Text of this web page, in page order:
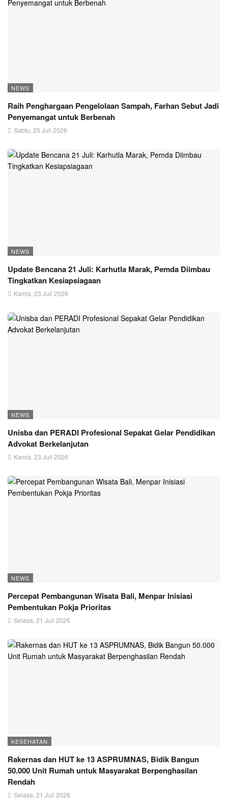
NEWS
Raih Penghargaan Pengelolaan Sampah, Farhan Sebut Jadi
Penyemangat untuk Berbenah
Sabtu, 25 Juli 2026
NEWS
Update Bencana 21 Juli: Karhutla Marak, Pemda Diimbau
Tingkatkan Kesiapsiagaan
Kamis, 23 Juli 2026
NEWS
Unisba dan PERADI Profesional Sepakat Gelar Pendidikan
Advokat Berkelanjutan
Kamis, 23 Juli 2026
NEWS
Percepat Pembangunan Wisata Bali, Menpar Inisiasi
Pembentukan Pokja Prioritas
Selasa, 21 Juli 2026
KESEHATAN
Rakernas dan HUT ke 13 ASPRUMNAS, Bidik Bangun
50.000 Unit Rumah untuk Masyarakat Berpenghasilan
Rendah
Selasa, 21 Juli 2026